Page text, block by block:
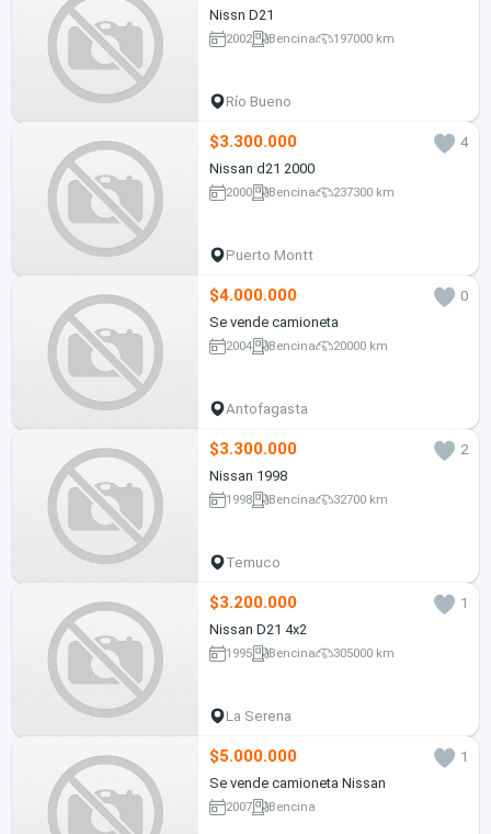
Nissn D21
2002 Bencina 197000 km
Río Bueno
$3.300.000
4
Nissan d21 2000
2000 Bencina 237300 km
Puerto Montt
$4.000.000
0
Se vende camioneta
2004 Bencina 20000 km
Antofagasta
$3.300.000
2
Nissan 1998
1998 Bencina 32700 km
Temuco
$3.200.000
1
Nissan D21 4x2
1995 Bencina 305000 km
La Serena
$5.000.000
1
Se vende camioneta Nissan
2007 Bencina